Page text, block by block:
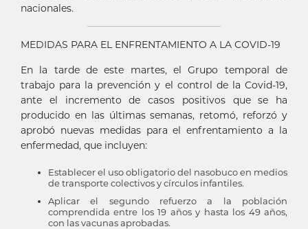
nacionales.
MEDIDAS PARA EL ENFRENTAMIENTO A LA COVID-19
En la tarde de este martes, el Grupo temporal de
trabajo para la prevención y el control de la Covid-19,
ante el incremento de casos positivos que se ha
producido en las últimas semanas, retomó, reforzó y
aprobó nuevas medidas para el enfrentamiento a la
enfermedad, que incluyen:
Establecer el uso obligatorio del nasobuco en medios
de transporte colectivos y círculos infantiles.
Aplicar el segundo refuerzo a la población
comprendida entre los 19 años y hasta los 49 años,
con las vacunas aprobadas.